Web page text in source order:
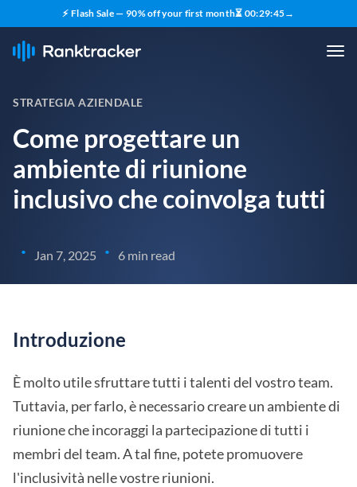
⚡ Flash Sale — 90% off your first month⏳ 00:29:44→
STRATEGIA AZIENDALE
Come progettare un
ambiente di riunione
inclusivo che coinvolga tutti
• Jan 7, 2025 • 6 min read
Introduzione
È molto utile sfruttare tutti i talenti del vostro team.
Tuttavia, per farlo, è necessario creare un ambiente di
riunione che incoraggi la partecipazione di tutti i
membri del team. A tal fine, potete promuovere
l'inclusività nelle vostre riunioni.